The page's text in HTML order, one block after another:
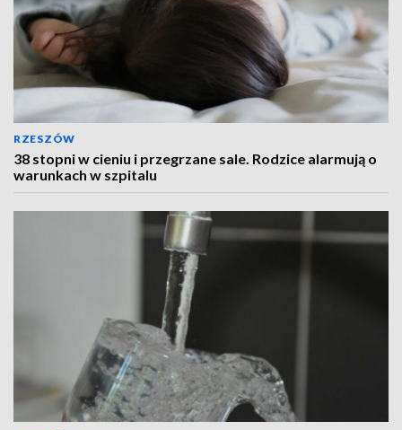
RZESZÓW
38 stopni w cieniu i przegrzane sale. Rodzice alarmują o
warunkach w szpitalu